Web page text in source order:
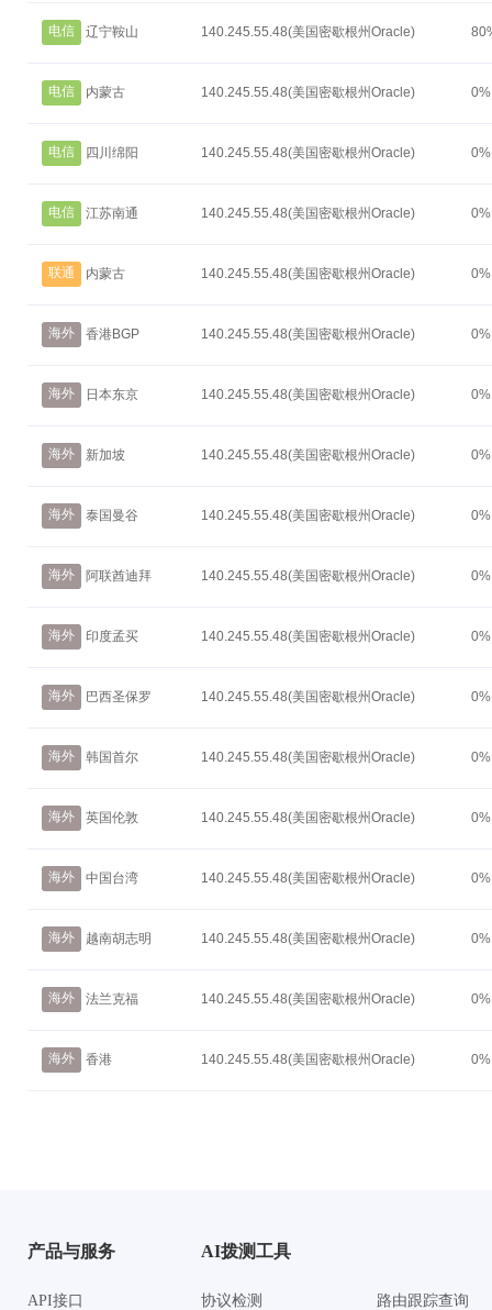
电信 辽宁鞍山 140.245.55.48(美国密歇根州Oracle)
电信 内蒙古 140.245.55.48(美国密歇根州Oracle) 0%
电信 四川绵阳 140.245.55.48(美国密歇根州Oracle) 0%
电信 江苏南通 140.245.55.48(美国密歇根州Oracle) 0%
联通 内蒙古 140.245.55.48(美国密歇根州Oracle) 0%
海外 香港BGP 140.245.55.48(美国密歇根州Oracle) 0%
海外 日本东京 140.245.55.48(美国密歇根州Oracle) 0%
海外 新加坡 140.245.55.48(美国密歇根州Oracle) 0%
海外 泰国曼谷 140.245.55.48(美国密歇根州Oracle) 0%
海外 阿联酋迪拜 140.245.55.48(美国密歇根州Oracle) 0%
海外 印度孟买 140.245.55.48(美国密歇根州Oracle) 0%
海外 巴西圣保罗 140.245.55.48(美国密歇根州Oracle) 0%
海外 韩国首尔 140.245.55.48(美国密歇根州Oracle) 0%
海外 英国伦敦 140.245.55.48(美国密歇根州Oracle) 0%
海外 中国台湾 140.245.55.48(美国密歇根州Oracle) 0%
海外 越南胡志明 140.245.55.48(美国密歇根州Oracle) 0%
海外 法兰克福 140.245.55.48(美国密歇根州Oracle) 0%
海外 香港 140.245.55.48(美国密歇根州Oracle) 0%
产品与服务
API接口
AI拨测工具
协议检测 路由跟踪查询